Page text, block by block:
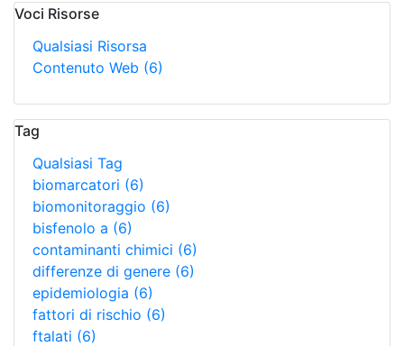
Voci Risorse
Qualsiasi Risorsa
Contenuto Web (6)
Tag
Qualsiasi Tag
biomarcatori (6)
biomonitoraggio (6)
bisfenolo a (6)
contaminanti chimici (6)
differenze di genere (6)
epidemiologia (6)
fattori di rischio (6)
ftalati (6)